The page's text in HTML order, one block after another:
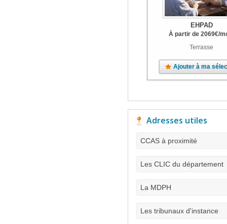
EHPAD
À partir de 2069€/
Terrasse
Ajouter à ma
Adresses utiles
CCAS à proximité
Les CLIC du département
La MDPH
Les tribunaux d'instance